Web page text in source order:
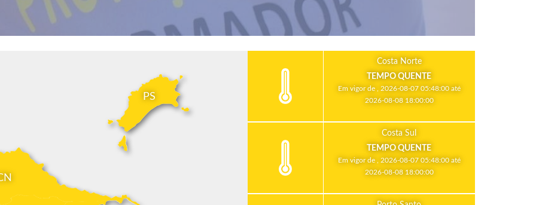
PS
Costa Norte
TEMPO QUENTE
Em vigor de , 2026-08-07 05:48:00 até
2026-08-08 18:00:00
Costa Sul
TEMPO QUENTE
Em vigor de , 2026-08-07 05:48:00 até
2026-08-08 18:00:00